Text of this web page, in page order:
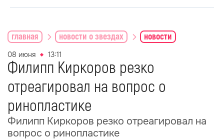
главная новости о звездах новости
08 июня 13:11
Филипп Киркоров резко
отреагировал на вопрос о
ринопластике
Филипп Киркоров резко отреагировал на
вопрос о ринопластике